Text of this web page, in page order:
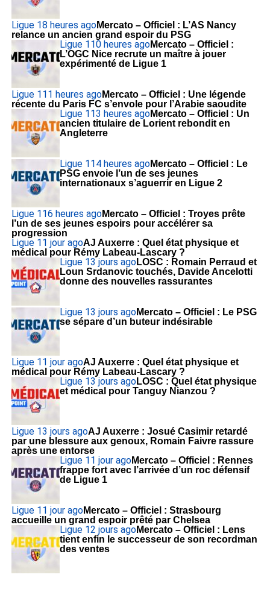
Ligue 18 heures agoMercato – Officiel : L’AS Nancy
relance un ancien grand espoir du PSG
Ligue 110 heures agoMercato – Officiel :
L’OGC Nice recrute un maître à jouer
expérimenté de Ligue 1
Ligue 111 heures agoMercato – Officiel : Une légende
récente du Paris FC s’envole pour l’Arabie saoudite
Ligue 113 heures agoMercato – Officiel : Un
ancien titulaire de Lorient rebondit en
Angleterre
Ligue 114 heures agoMercato – Officiel : Le
PSG envoie l’un de ses jeunes
internationaux s’aguerrir en Ligue 2
Ligue 116 heures agoMercato – Officiel : Troyes prête
l’un de ses jeunes espoirs pour accélérer sa
progression
Ligue 11 jour agoAJ Auxerre : Quel état physique et
médical pour Rémy Labeau-Lascary ?
Ligue 13 jours agoLOSC : Romain Perraud et
Loun Srdanovic touchés, Davide Ancelotti
donne des nouvelles rassurantes
Ligue 13 jours agoMercato – Officiel : Le PSG
se sépare d’un buteur indésirable
Ligue 11 jour agoAJ Auxerre : Quel état physique et
médical pour Rémy Labeau-Lascary ?
Ligue 13 jours agoLOSC : Quel état physique
et médical pour Tanguy Nianzou ?
Ligue 13 jours agoAJ Auxerre : Josué Casimir retardé
par une blessure aux genoux, Romain Faivre rassure
après une entorse
Ligue 11 jour agoMercato – Officiel : Rennes
frappe fort avec l’arrivée d’un roc défensif
de Ligue 1
Ligue 11 jour agoMercato – Officiel : Strasbourg
accueille un grand espoir prêté par Chelsea
Ligue 12 jours agoMercato – Officiel : Lens
tient enfin le successeur de son recordman
des ventes